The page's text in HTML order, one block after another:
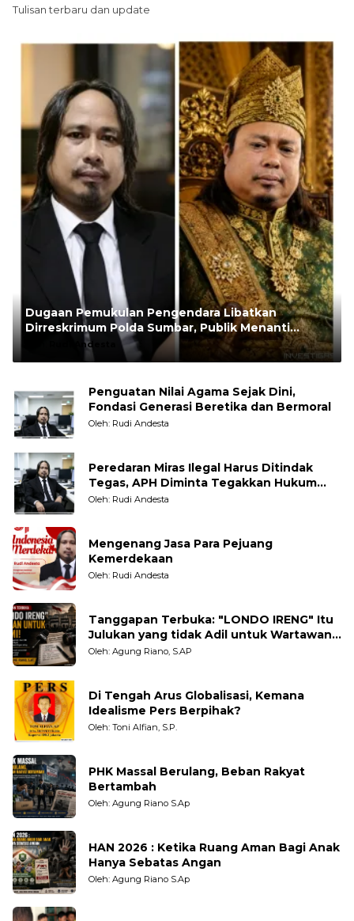
Tulisan terbaru dan update
Dugaan Pemukulan Pengendara Libatkan
Dirreskrimum Polda Sumbar, Publik Menanti
Penegakan Hukum yang Transparan
Rudi Andesta
Penguatan Nilai Agama Sejak Dini,
Fondasi Generasi Beretika dan Bermoral
Oleh: Rudi Andesta
Peredaran Miras Ilegal Harus Ditindak
Tegas, APH Diminta Tegakkan Hukum
Tanpa Pandang Bulu
Oleh: Rudi Andesta
Mengenang Jasa Para Pejuang
Kemerdekaan
Oleh: Rudi Andesta
Tanggapan Terbuka: "LONDO IRENG" Itu
Julukan yang tidak Adil untuk Wartawan,
Pengamat dan LSM
Oleh: Agung Riano, S.AP
Di Tengah Arus Globalisasi, Kemana
Idealisme Pers Berpihak?
Oleh: Toni Alfian, S.P.
PHK Massal Berulang, Beban Rakyat
Bertambah
Oleh: Agung Riano S.Ap
HAN 2026 : Ketika Ruang Aman Bagi Anak
Hanya Sebatas Angan
Oleh: Agung Riano S.Ap